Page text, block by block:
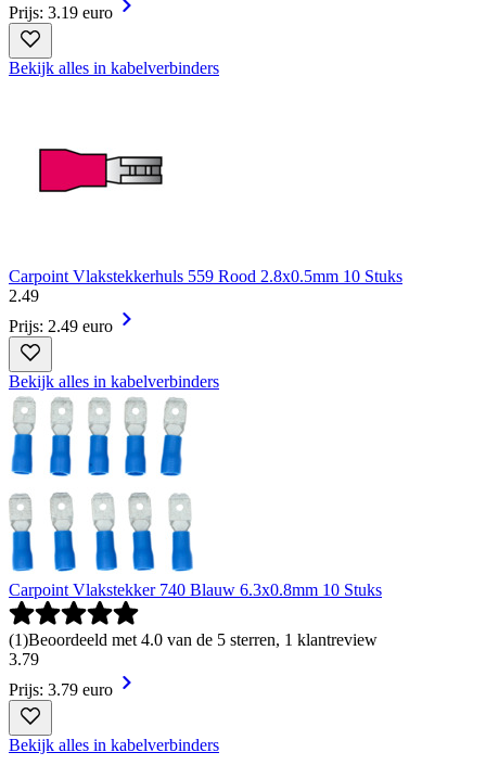
Prijs: 3.19 euro
Bekijk alles in kabelverbinders
Carpoint Vlakstekkerhuls 559 Rood 2.8x0.5mm 10 Stuks
2.49
Prijs: 2.49 euro
Bekijk alles in kabelverbinders
Carpoint Vlakstekker 740 Blauw 6.3x0.8mm 10 Stuks
(1)Beoordeeld met 4.0 van de 5 sterren, 1 klantreview
3.79
Prijs: 3.79 euro
Bekijk alles in kabelverbinders